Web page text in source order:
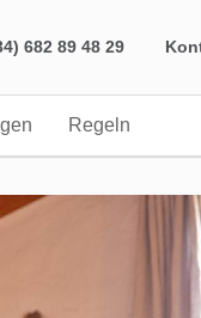
682 89 48 29
Regeln